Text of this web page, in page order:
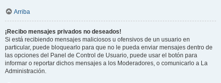
Arriba
¡Recibo mensajes privados no deseados!
Si está recibiendo mensajes maliciosos u ofensivos de un usuario en
particular, puede bloquearlo para que no le pueda enviar mensajes dentro de
las opciones del Panel de Control de Usuario, puede usar el botón para
informar o reportar dichos mensajes a los Moderadores, o comunicarlo a La
Administración.